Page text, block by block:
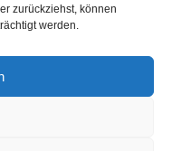
zurückziehst, können
werden.
567